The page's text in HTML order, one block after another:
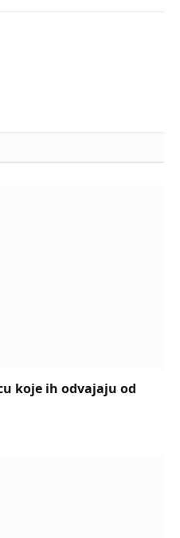
koje ih odvajaju od